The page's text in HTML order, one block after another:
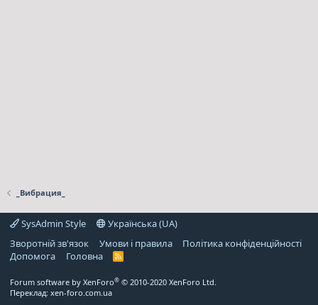
_Вибрация_
SysAdmin Style
Українська (UA)
Зворотній зв'язок
Умови і правила
Політика конфіденційності
Дoпoмoга
Головна
R
Forum software by XenForo® © 2010-2020 XenForo Ltd.
Переклад: xen-foro.com.ua